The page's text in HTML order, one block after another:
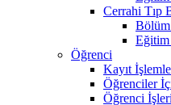
Cerrahi Tıp
Öğrenci
Kayıt
Öğrenciler
Öğrenci